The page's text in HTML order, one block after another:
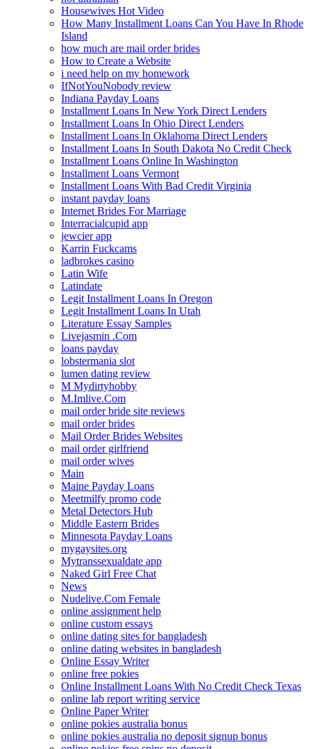
Housewives Hot Video
How Many Installment Loans Can You Have In Rhode
Island
how much are mail order brides
How to Create a Website
i need help on my homework
IfNotYouNobody review
Indiana Payday Loans
Installment Loans In New York Direct Lenders
Installment Loans In Ohio Direct Lenders
Installment Loans In Oklahoma Direct Lenders
Installment Loans In South Dakota No Credit Check
Installment Loans Online In Washington
Installment Loans Vermont
Installment Loans With Bad Credit Virginia
instant payday loans
Internet Brides For Marriage
Interracialcupid app
jewcier app
Karrin Fuckcams
ladbrokes casino
Latin Wife
Latindate
Legit Installment Loans In Oregon
Legit Installment Loans In Utah
Literature Essay Samples
Livejasmin .Com
loans payday
lobstermania slot
lumen dating review
M Mydirtyhobby
M.Imlive.Com
mail order bride site reviews
mail order brides
Mail Order Brides Websites
mail order girlfriend
mail order wives
Main
Maine Payday Loans
Meetmilfy promo code
Metal Detectors Hub
Middle Eastern Brides
Minnesota Payday Loans
mygaysites.org
Mytranssexualdate app
Naked Girl Free Chat
News
Nudelive.Com Female
online assignment help
online custom essays
online dating sites for bangladesh
online dating websites in bangladesh
Online Essay Writer
online free pokies
Online Installment Loans With No Credit Check Texas
online lab report writing service
Online Paper Writer
online pokies australia bonus
online pokies australia no deposit signup bonus